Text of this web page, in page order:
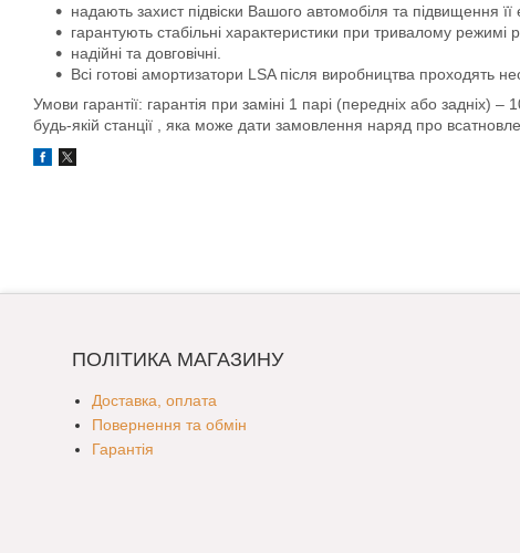
надають захист підвіски Вашого автомобіля та підвищення її
гарантують стабільні характеристики при тривалому
надійні та довговічні.
Всі готові амортизатори LSA після виробництва проходять
Умови гарантії: гарантія при заміні 1 парі (передніх або задніх)
будь-якій станції , яка може дати замовлення наряд про
ПОЛІТИКА МАГАЗИНУ
Доставка, оплата
Повернення та обмін
Гарантія